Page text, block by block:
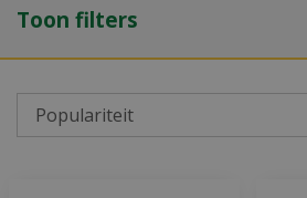
Toon filters